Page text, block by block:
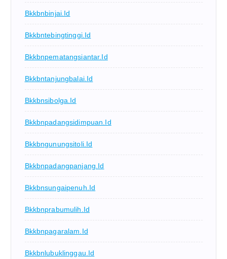
Bkkbnbinjai.id
Bkkbntebingtinggi.id
Bkkbnpematangsiantar.id
Bkkbntanjungbalai.id
Bkkbnsibolga.id
Bkkbnpadangsidimpuan.id
Bkkbngunungsitoli.id
Bkkbnpadangpanjang.id
Bkkbnsungaipenuh.id
Bkkbnprabumulih.id
Bkkbnpagaralam.id
Bkkbnlubuklinggau.id